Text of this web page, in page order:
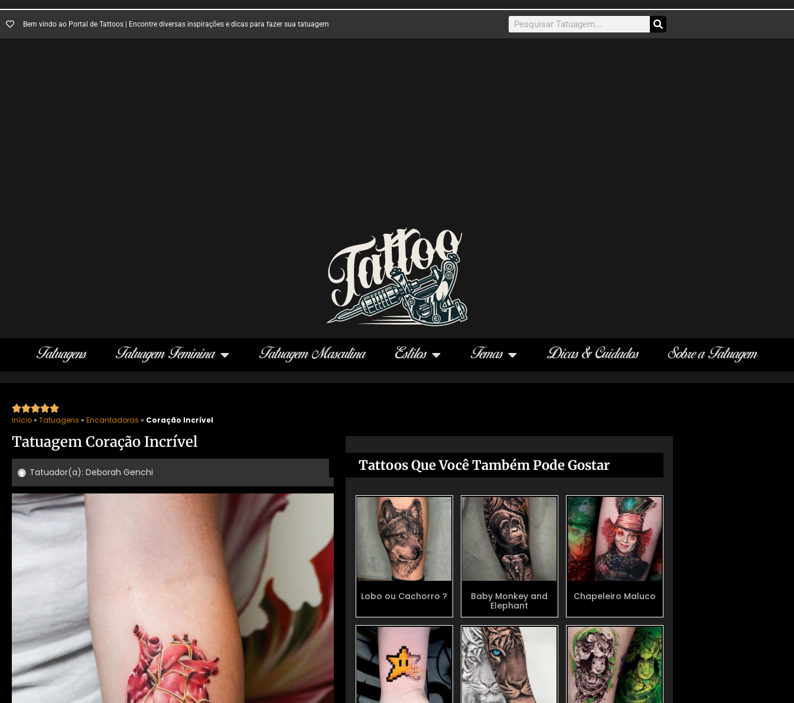
Bem vindo ao Portal de Tattoos | Encontre diversas inspirações e dicas para fazer sua tatuagem
Tatuagens Tatuagem Feminina Tatuagem Masculina Estilos Temas Dicas & Cuidados Sobre a Tatuagem

Início» Tatuagens » Encantadoras » Coração Incrível
Tatuagem Coração Incrível
Tatuador(a): Deborah Genchi Tattoos Que Você Também Pode Gostar
Lobo ou Cachorro ?
Baby Monkey and
Elephant
Chapeleiro Maluco